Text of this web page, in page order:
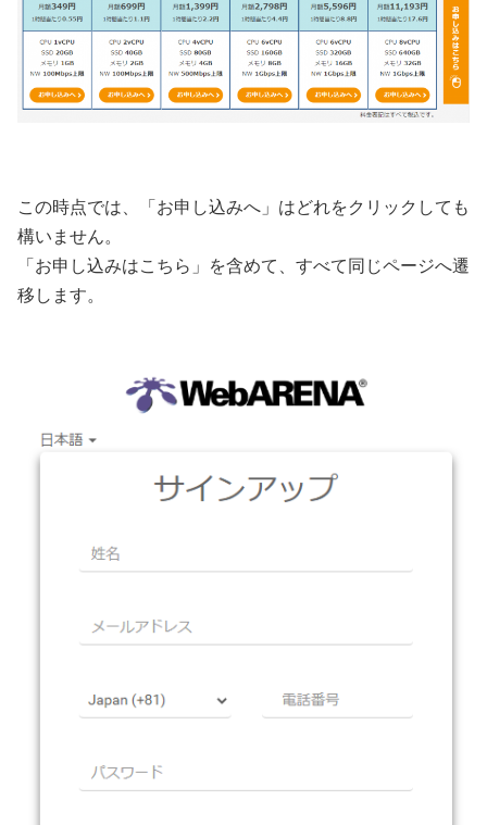
この時点では、「お申し込みへ」はどれをクリックしても
構いません。
「お申し込みはこちら」を含めて、すべて同じページへ遷
移します。